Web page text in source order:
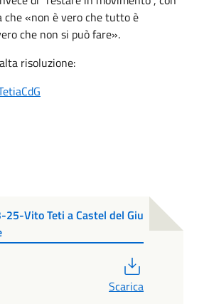
che «non è vero che tutto è
che non si può fare».
risoluzione:
25-Vito Teti a Castel del Giu
Scarica